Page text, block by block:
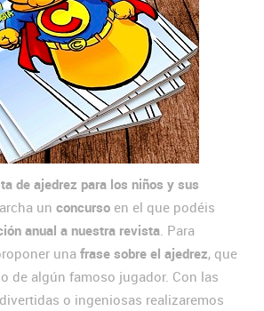
de ajedrez para los niños y sus
un concurso en el que podéis
anual a nuestra revista . Para
una frase sobre el ajedrez, que
de algún famoso jugador. Con las
o ingeniosas realizaremos